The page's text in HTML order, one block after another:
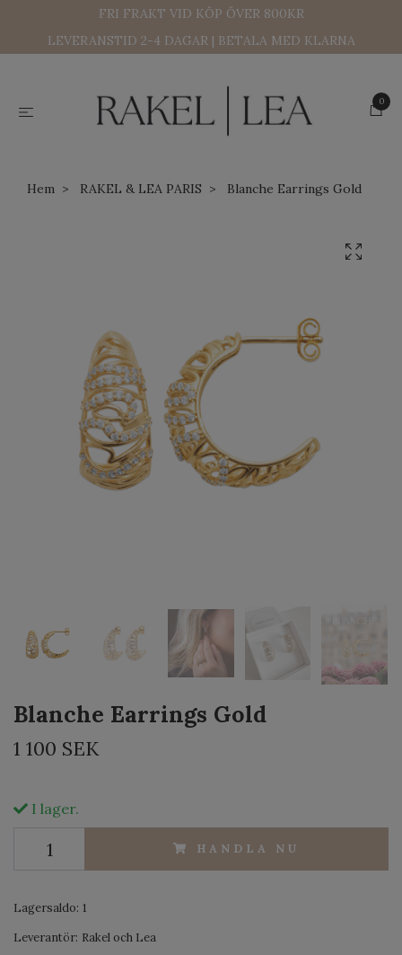
FRI FRAKT VID KÖP ÖVER 800KR
LEVERANSTID 2-4 DAGAR | BETALA MED KLARNA
0
Hem RAKEL & LEA PARIS Blanche Earrings Gold
Blanche Earrings Gold
1 100 SEK
I lager.
HANDLA NU
Lagersaldo: 1
Leverantör: Rakel och Lea